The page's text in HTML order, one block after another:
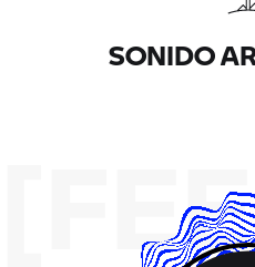
SONIDO